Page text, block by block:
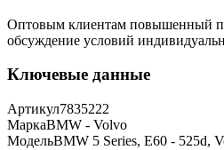
Оптовым клиентам повышенный
обсуждение условий
Ключевые данные
Артикул7835222
МаркаBMW - Volvo
МодельBMW 5 Series, E60 - 525d,